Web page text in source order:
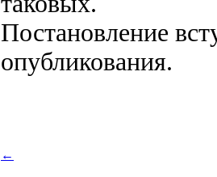
Постановление
опубликования.
←